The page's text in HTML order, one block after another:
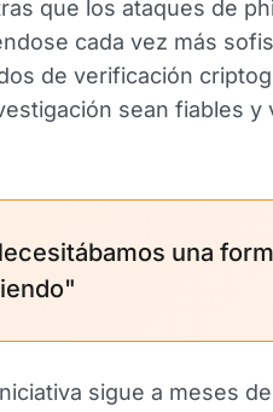
que los ataques de
cada vez más
de verificación
sean fiables y
una
sigue a meses